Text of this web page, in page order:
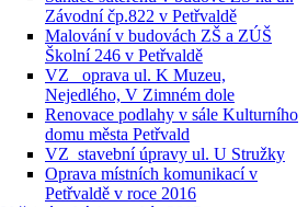
Závodní čp.822 v Petřvaldě
Malování v budovách ZŠ a ZÚŠ
Školní 246 v Petřvaldě
VZ_ oprava ul. K Muzeu,
Nejedlého, V Zimném dole
Renovace podlahy v sále Kulturního
domu města Petřvald
VZ_stavební úpravy ul. U Stružky
Oprava místních komunikací v
Petřvaldě v roce 2016